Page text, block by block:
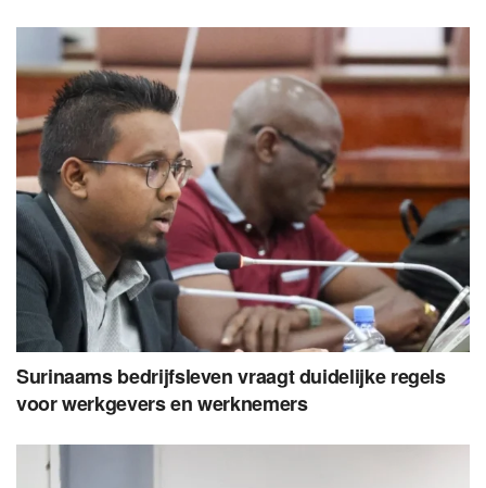
Surinaams bedrijfsleven vraagt duidelijke regels
voor werkgevers en werknemers